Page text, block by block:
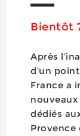
Bientôt
Après
d’un
France a
dédiés
Provence